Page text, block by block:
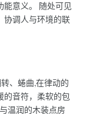
能意义。 随处可见
协调人与环境的联
、蜷曲,在律动的
的音符，柔软的包
温润的木装点房